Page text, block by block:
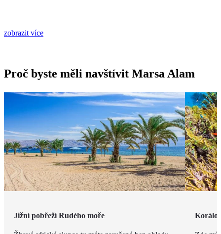
zobrazit více
Proč byste měli navštívit Marsa Alam
Jižní pobřeží Rudého moře